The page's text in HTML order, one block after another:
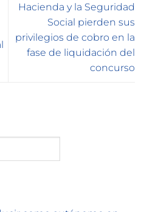
Hacienda y la Seguridad
Social pierden sus
privilegios de cobro en la
fase de liquidación del
concurso